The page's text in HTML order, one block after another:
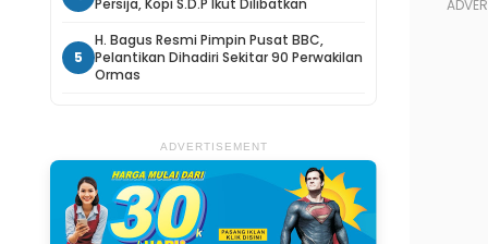
Persija, Kopi S.D.P Ikut Dilibatkan
5
H. Bagus Resmi Pimpin Pusat BBC,
Pelantikan Dihadiri Sekitar 90 Perwakilan
Ormas
ADVERTISEMENT